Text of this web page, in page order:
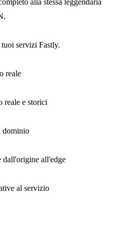
servizi Fastly.
reale
reale e storici
dominio
dall'origine all'edge
al servizio